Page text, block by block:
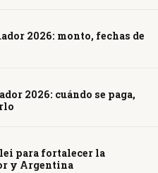
2026: monto, fechas de
2026: cuándo se paga,
para fortalecer la
y Argentina